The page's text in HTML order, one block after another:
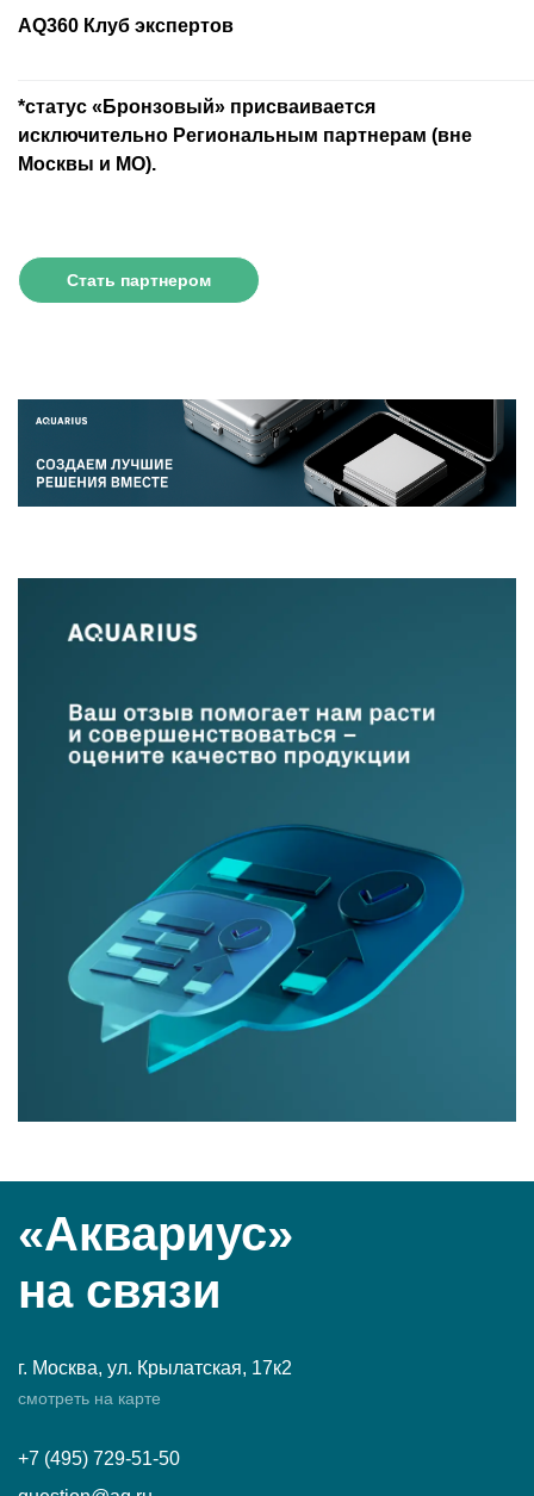
AQ360 Клуб экспертов
*статус «Бронзовый» присваивается
исключительно Региональным партнерам (вне
Москвы и МО).
Стать партнером
«Аквариус»
на связи
г. Москва, ул. Крылатская, 17к2
смотреть на карте
+7 (495) 729-51-50